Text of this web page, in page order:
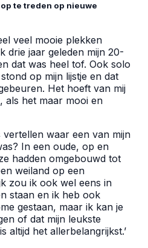
te treden op nieuwe
veel mooie plekken
drie jaar geleden mijn 20-
dat was heel tof. Ook solo
op mijn lijstje en dat
Het hoeft van mij
als het maar mooi en
vertellen waar een van mijn
In een oude, op en
hadden omgebouwd tot
weiland op een
zou ik ook wel eens in
staan en ik heb ook
gestaan, maar ik kan je
of dat mijn leukste
altijd het allerbelangrijkst.’